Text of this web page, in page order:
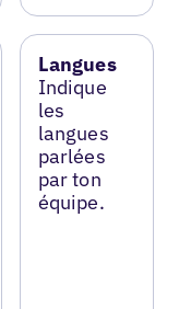
Langues
Indique
les
langues
parlées
par ton
équipe.